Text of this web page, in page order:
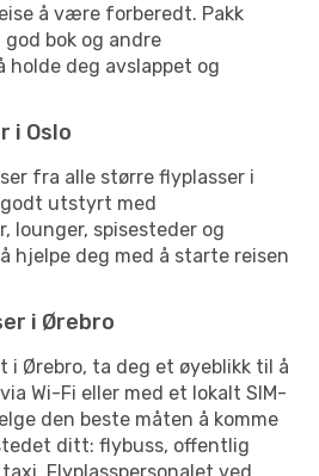
å være forberedt. Pakk
bok og andre
deg avslappet og
i Oslo
fra alle større flyplasser i
godt utstyrt med
lounger, spisesteder og
hjelpe deg med å starte reisen
i Ørebro
i Ørebro, ta deg et øyeblikk til å
Wi-Fi eller med et lokalt SIM-
den beste måten å komme
ditt: flybuss, offentlig